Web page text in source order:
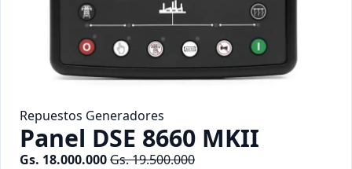
Repuestos Generadores
Panel DSE 8660 MKII
Gs. 18.000.000Gs. 19.500.000